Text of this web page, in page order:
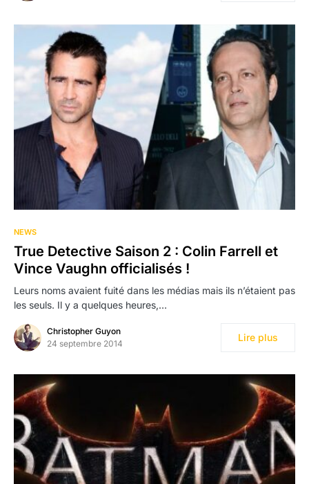
NEWS
True Detective Saison 2 : Colin Farrell et
Vince Vaughn officialisés !
Leurs noms avaient fuité dans les médias mais ils n’étaient pas
les seuls. Il y a quelques heures,…
Christopher Guyon
24 septembre 2014
Lire plus